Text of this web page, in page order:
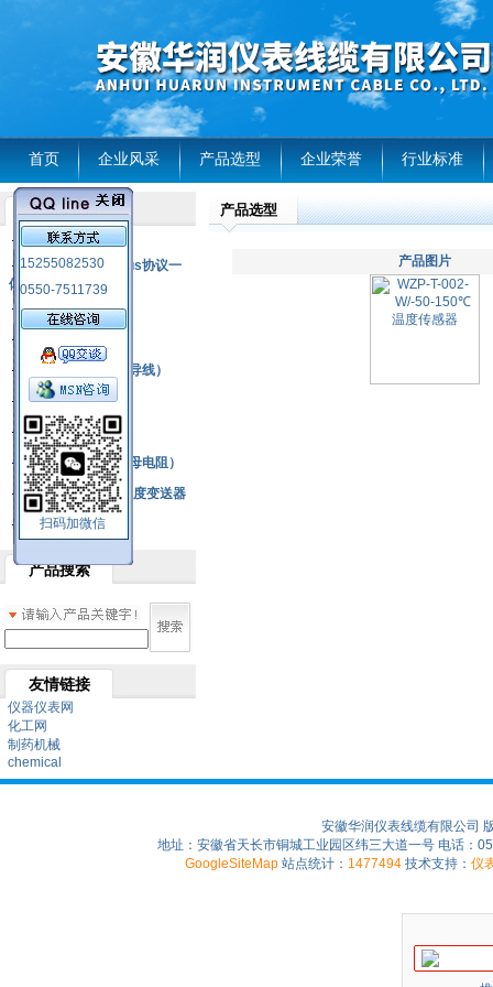
首页 企业风采 产品选型 企业荣誉 行业标准
15255082530
0550-7511739
扫码加微信
产品列表
风电温度传感器
RS485通讯modbus协议一
体化现场智能仪表
热电偶
热电偶补偿电缆（导线）
振动传感器
热电阻
铂热电阻元件（云母电阻）
SBW系列一体化温度变送器
双金属温度计
产品搜索
友情链接
仪器仪表网
化工网
制药机械
chemical
产品选型
产品图片
安徽华润仪表线缆有限公司
地址：安徽省天长市铜城工业园区纬三大道一号 电话：
GoogleSiteMap 站点统计： 1477494 技术支持： 仪